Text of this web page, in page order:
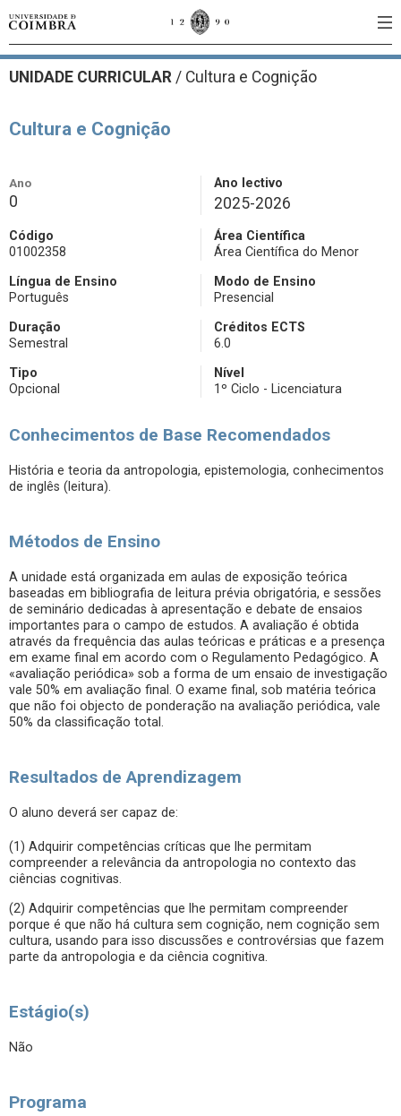
UNIDADE CURRICULAR / Cultura e Cognição
Cultura e Cognição
Ano
0
Ano lectivo
2025-2026
Código
01002358
Área Científica
Área Científica do Menor
Língua de Ensino
Português
Modo de Ensino
Presencial
Duração
Semestral
Créditos ECTS
6.0
Tipo
Opcional
Nível
1º Ciclo - Licenciatura
Conhecimentos de Base Recomendados
História e teoria da antropologia, epistemologia, conhecimentos
de inglês (leitura).
Métodos de Ensino
A unidade está organizada em aulas de exposição teórica
baseadas em bibliografia de leitura prévia obrigatória, e sessões
de seminário dedicadas à apresentação e debate de ensaios
importantes para o campo de estudos. A avaliação é obtida
através da frequência das aulas teóricas e práticas e a presença
em exame final em acordo com o Regulamento Pedagógico. A
«avaliação periódica» sob a forma de um ensaio de investigação
vale 50% em avaliação final. O exame final, sob matéria teórica
que não foi objecto de ponderação na avaliação periódica, vale
50% da classificação total.
Resultados de Aprendizagem
O aluno deverá ser capaz de:
(1) Adquirir competências críticas que lhe permitam
compreender a relevância da antropologia no contexto das
ciências cognitivas.
(2) Adquirir competências que lhe permitam compreender
porque é que não há cultura sem cognição, nem cognição sem
cultura, usando para isso discussões e controvérsias que fazem
parte da antropologia e da ciência cognitiva.
Estágio(s)
Não
Programa